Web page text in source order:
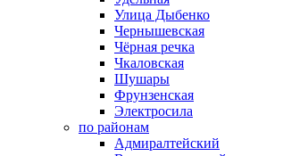
Улица Дыбенко
Чернышевская
Чёрная речка
Чкаловская
Шушары
Фрунзенская
Электросила
по районам
Адмиралтейский